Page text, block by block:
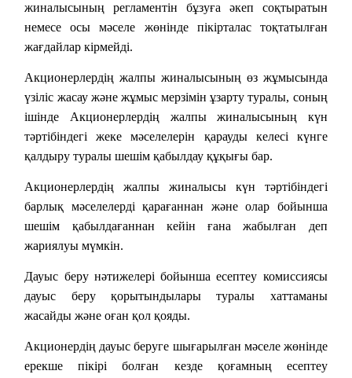
жиналысының регламентін бұзуға әкеп соқтыратын
немесе осы мәселе жөнінде пікірталас тоқтатылған
жағдайлар кірмейді.
Акционерлердің жалпы жиналысының өз жұмысында
үзіліс жасау және жұмыс мерзімін ұзарту туралы, соның
ішінде Акционерлердің жалпы жиналысының күн
тәртібіндегі жеке мәселелерін қарауды келесі күнге
қалдыру туралы шешім қабылдау құқығы бар.
Акционерлердің жалпы жиналысы күн тәртібіндегі
барлық мәселелерді қарағаннан және олар бойынша
шешім қабылдағаннан кейін ғана жабылған деп
жариялуы мүмкін.
Дауыс беру нәтижелері бойынша есептеу комиссиясы
дауыс беру қорытындылары туралы хаттаманы
жасайды және оған қол қояды.
Акционердің дауыс беруге шығарылған мәселе жөнінде
ерекше пікірі болған кезде қоғамның есептеу